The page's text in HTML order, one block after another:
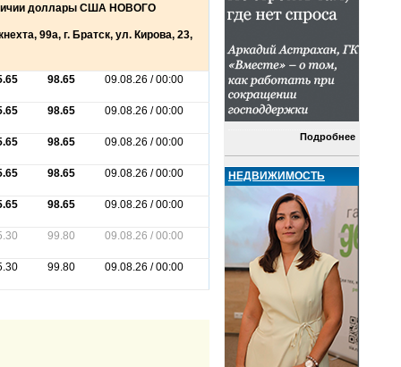
доллары США НОВОГО
99а, г. Братск, ул. Кирова, 23,
98.65 09.08.26 / 00:00
98.65 09.08.26 / 00:00
98.65 09.08.26 / 00:00
98.65 09.08.26 / 00:00
98.65 09.08.26 / 00:00
99.80 09.08.26 / 00:00
99.80 09.08.26 / 00:00
Подробнее
НЕДВИЖИМОСТЬ